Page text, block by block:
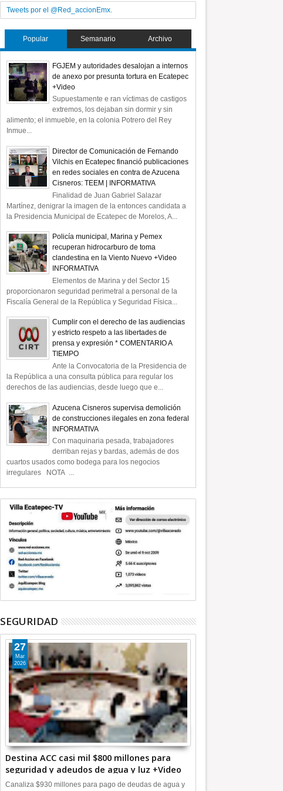
Tweets por el @Red_accionEmx.
Popular Semanario Archivo
FGJEM y autoridades desalojan a internos
de anexo por presunta tortura en Ecatepec
+Video
Supuestamente e ran víctimas de castigos
extremos, los dejaban sin dormir y sin
alimento; el inmueble, en la colonia Potrero del Rey
Inmue...
Director de Comunicación de Fernando
Vilchis en Ecatepec financió publicaciones
en redes sociales en contra de Azucena
Cisneros: TEEM | INFORMATIVA
Finalidad de Juan Gabriel Salazar
Martínez, denigrar la imagen de la entonces candidata a
la Presidencia Municipal de Ecatepec de Morelos, A...
Policía municipal, Marina y Pemex
recuperan hidrocarburo de toma
clandestina en la Viento Nuevo +Video
INFORMATIVA
Elementos de Marina y del Sector 15
proporcionaron seguridad perimetral a personal de la
Fiscalía General de la República y Seguridad Física...
Cumplir con el derecho de las audiencias
y estricto respeto a las libertades de
prensa y expresión * COMENTARIO A
TIEMPO
Ante la Convocatoria de la Presidencia de
la República a una consulta pública para regular los
derechos de las audiencias, desde luego que e...
Azucena Cisneros supervisa demolición
de construcciones ilegales en zona federal
INFORMATIVA
Con maquinaria pesada, trabajadores
derriban rejas y bardas, además de dos
cuartos usados como bodega para los negocios
irregulares NOTA ...
SEGURIDAD
Destina ACC casi mil $800 millones para
seguridad y adeudos de agua y luz +Video
27
Mar
2026
Canaliza $930 millones para pago de deudas de agua y